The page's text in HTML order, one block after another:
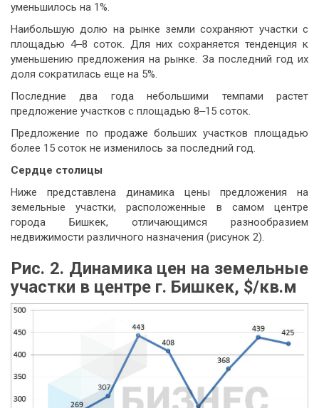
уменьшилось на 1%.
Наибольшую долю на рынке земли сохраняют участки с
площадью 4‒8 соток. Для них сохраняется тенденция к
уменьшению предложения на рынке. За последний год их
доля сократилась еще на 5%.
Последние два года небольшими темпами растет
предложение участков с площадью 8‒15 соток.
Предложение по продаже больших участков площадью
более 15 соток не изменилось за последний год.
Сердце столицы
Ниже представлена динамика цены предложения на
земельные участки, расположенные в самом центре
города Бишкек, отличающимся разнообразием
недвижимости различного назначения (рисунок 2).
Рис. 2. Динамика цен на земельные
участки в центре г. Бишкек, $/кв.м